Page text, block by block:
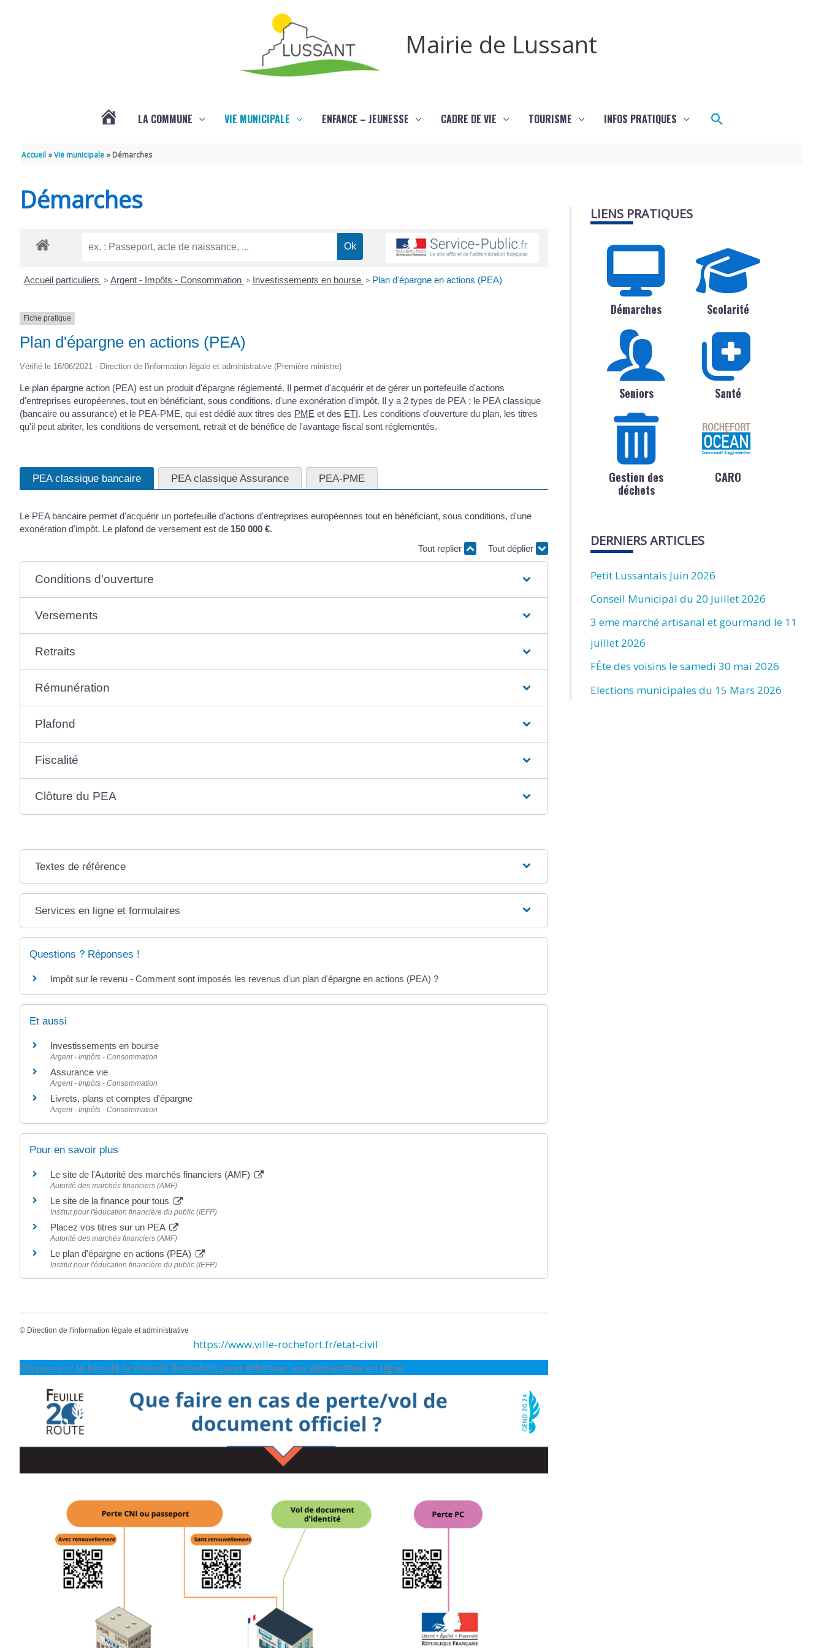
Mairie de Lussant
LA COMMUNE VIE MUNICIPALE ENFANCE – JEUNESSE CADRE DE VIE TOURISME INFOS PRATIQUES Rechercher
Accueil Vie municipale Démarches
Démarches
Accueil particuliers > Argent - Impôts - Consommation > Investissements en bourse > Plan d'épargne en actions (PEA)
Fiche pratique
Plan d'épargne en actions (PEA)
Vérifié le 16/06/2021 - Direction de l'information légale et administrative (Première ministre)
Le plan épargne action (PEA) est un produit d'épargne réglementé. Il permet d'acquérir et de gérer un portefeuille d'actions
d'entreprises européennes, tout en bénéficiant, sous conditions, d'une exonération d'impôt. Il y a 2 types de PEA : le PEA classique
(bancaire ou assurance) et le PEA-PME, qui est dédié aux titres des PME et des ETI. Les conditions d'ouverture du plan, les titres
qu'il peut abriter, les conditions de versement, retrait et de bénéfice de l'avantage fiscal sont réglementés.
PEA classique bancaire PEA classique Assurance PEA-PME
Le PEA bancaire permet d'acquérir un portefeuille d'actions d'entreprises européennes tout en bénéficiant, sous conditions, d'une
exonération d'impôt. Le plafond de versement est de 150 000 €.
Tout replier
Tout déplier
Conditions d'ouverture
Versements
Retraits
Rémunération
Plafond
Fiscalité
Clôture du PEA
Textes de référence
Services en ligne et formulaires
Questions ? Réponses !
Impôt sur le revenu - Comment sont imposés les revenus d'un plan d'épargne en actions (PEA) ?
Et aussi
Investissements en bourse
Argent - Impôts - Consommation
Assurance vie
Argent - Impôts - Consommation
Livrets, plans et comptes d'épargne
Argent - Impôts - Consommation
Pour en savoir plus
Le site de l'Autorité des marchés financiers (AMF)
Autorité des marchés financiers (AMF)
Le site de la finance pour tous
Institut pour l'éducation financière du public (IEFP)
Placez vos titres sur un PEA
Autorité des marchés financiers (AMF)
Le plan d'épargne en actions (PEA)
Institut pour l'éducation financière du public (IEFP)
© Direction de l'information légale et administrative
https://www.ville-rochefort.fr/etat-civil
Cliquer sur le lien de la ville de Rochefort pour effectuer vos démarches en ligne
LIENS PRATIQUES
Démarches Scolarité
Seniors Santé
Gestion des
déchets
CARO
DERNIERS ARTICLES
Petit Lussantais Juin 2026
Conseil Municipal du 20 Juillet 2026
3 eme marché artisanal et gourmand le 11
juillet 2026
FÊte des voisins le samedi 30 mai 2026
Elections municipales du 15 Mars 2026